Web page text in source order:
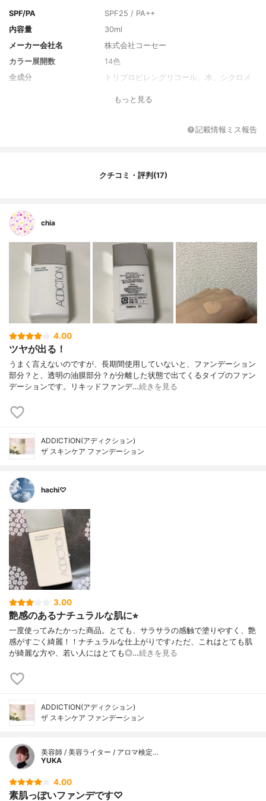
SPF/PA
SPF25 / PA++
内容量
30ml
メーカー会社名
株式会社コーセー
カラー展開数
14色
全成分
トリプロピレングリコール、水、シクロメ
チルヘキシル、ジメチコン、イソノナン酸
ロキシベンゾイル安息香酸ヘキシル、アル
ォリアバラ花エキス、ツバキ種子油、トコ
セリン－3）クロスポリマー、（パルミチン
酸／エチルヘキサン酸）デキストリン、ス
クワラン、ステアリン酸イヌリン、セスキ
イソステアリン酸ソルビタン、セルロー
ス、トリエトキシカプリリルシラン、ヒド
ロキシステアリン酸コレステリル、ラウリ
ルPEG－9ポリジメチルシロキシエチルジメ
チコン、リンゴ酸ジイソステアリル、塩化N
もっと見る
記載情報ミス報告
クチコミ・評判(17)
chia
4.00
ツヤが出る！
うまく言えないのですが、長期間使用していないと、ファンデーション
部分？と、透明の油膜部分？が分離した状態で出てくるタイプのファン
デーションです。リキッドファンデ…続きを見る
ADDICTION(アディクション)
ザ スキンケア ファンデーション
hachi♡
3.00
艶感のあるナチュラルな肌に⭐︎
一度使ってみたかった商品。とても、サラサラの感触で塗りやすく、艶
感がすごく綺麗！！ナチュラルな仕上がりです♪ただ、これはとても肌
が綺麗な方や、若い人にはとても◎…続きを見る
ADDICTION(アディクション)
ザ スキンケア ファンデーション
美容師 / 美容ライター / アロマ検定…
YUKA
4.00
素肌っぽいファンデです♡